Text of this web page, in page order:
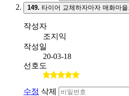
149. 타이어 교체하자마자 매화마
작성자
조지익
작성일
20-03-18
선호도
수정 삭제